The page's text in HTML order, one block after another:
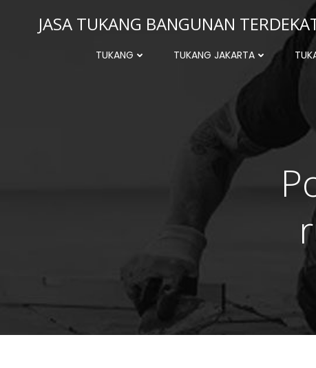
JASA TUKANG BANGUNAN
TUKANG TUKANG JAKARTA